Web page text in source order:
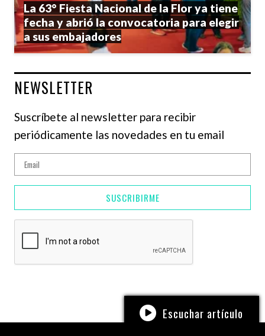
La 63° Fiesta Nacional de la Flor ya tiene
fecha y abrió la convocatoria para elegir
a sus embajadores
NEWSLETTER
Suscríbete al newsletter para recibir
periódicamente las novedades en tu email
SUSCRIBIRME
Escuchar artículo